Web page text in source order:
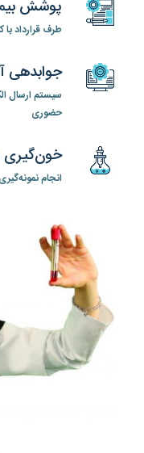
پوشش
طرف قرارداد با
جوابدهی
سیستم ارسال
حضوری
خون‌گیری
انجام